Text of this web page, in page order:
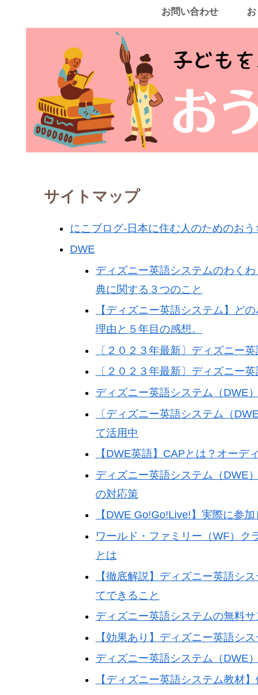
お問い合わせ
サイトマップ
にこブログ-日本に住む人のためのお
DWE
ディズニー英語システムのわく
典に関する３つのこと
【ディズニー英語システム】ど
理由と５年目の感想。
〔２０２３年最新〕ディズニー
〔２０２３年最新〕ディズニー
ディズニー英語システム（DWE
〔ディズニー英語システム（
て活用中
【DWE英語】CAPとは？オーデ
ディズニー英語システム（DWE
の対応策
【DWE Go!Go!Live!】実際に参加
ワールド・ファミリー（WF）ク
とは
【徹底解説】ディズニー英語シ
てできること
ディズニー英語システムの無料
【効果あり】ディズニー英語シ
ディズニー英語システム（DWE
【ディズニー英語システム教材